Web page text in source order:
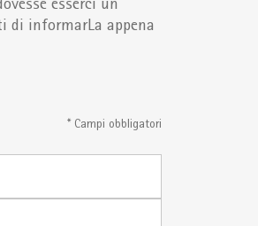
esserci un
di informarLa appena
* Campi obbligatori